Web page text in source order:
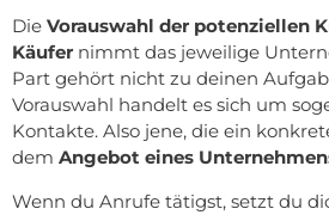
Die Vorauswahl der potenziellen
Käufer nimmt das jeweilige
Part gehört nicht zu deinen
Vorauswahl handelt es sich um
Kontakte. Also jene, die ein
dem Angebot eines
Wenn du Anrufe tätigst, setzt du